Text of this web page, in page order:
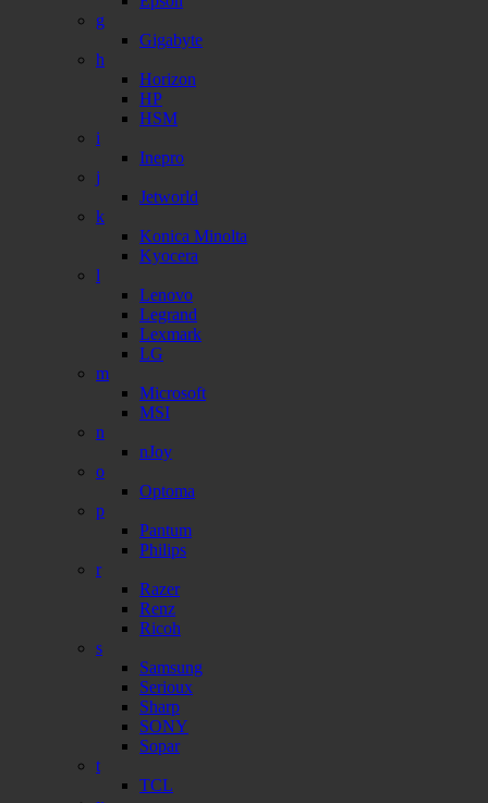
g
Gigabyte
h
Horizon
HP
HSM
i
Inepro
j
Jetworld
k
Konica Minolta
Kyocera
l
Lenovo
Legrand
Lexmark
LG
m
Microsoft
MSI
n
nJoy
o
Optoma
p
Pantum
Philips
r
Razer
Renz
Ricoh
s
Samsung
Serioux
Sharp
SONY
Sopar
t
TCL